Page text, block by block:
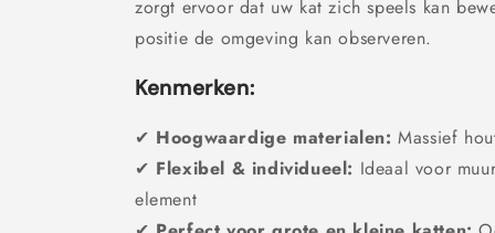
zorgt ervoor dat uw kat zich speels kan
positie de omgeving kan observeren.
Kenmerken:
✔ Hoogwaardige materialen: Massief
✔ Flexibel & individueel: Ideaal voor
element